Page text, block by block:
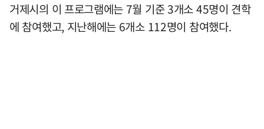
거제시의 이 프로그램에는 7월 기준 3개소 45명이 견학
에 참여했고, 지난해에는 6개소 112명이 참여했다.